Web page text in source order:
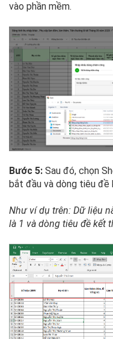
vào phần mềm.
Bước 5: Sau đó, chọn
bắt đầu và dòng tiêu
Như ví dụ trên: Dữ liệu
là 1 và dòng tiêu đề kết